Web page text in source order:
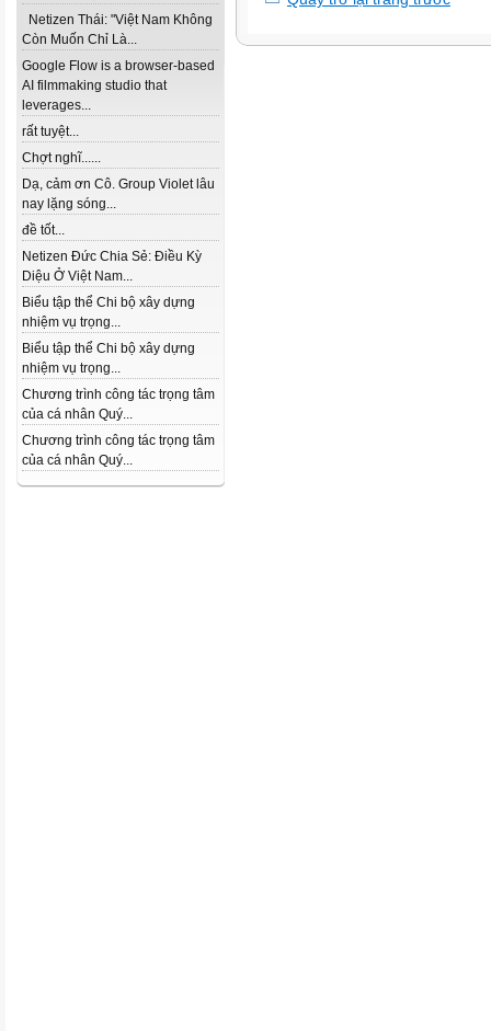
Netizen Thái: "Việt Nam Không
Còn Muốn Chỉ Là...
Google Flow is a browser-based
AI filmmaking studio that
leverages...
rất tuyệt...
Chợt nghĩ......
Dạ, cảm ơn Cô. Group Violet lâu
nay lặng sóng...
đề tốt...
Netizen Đức Chia Sẻ: Điều Kỳ
Diệu Ở Việt Nam...
Biểu tập thể Chi bộ xây dựng
nhiệm vụ trọng...
Biểu tập thể Chi bộ xây dựng
nhiệm vụ trọng...
Chương trình công tác trọng tâm
của cá nhân Quý...
Chương trình công tác trọng tâm
của cá nhân Quý...